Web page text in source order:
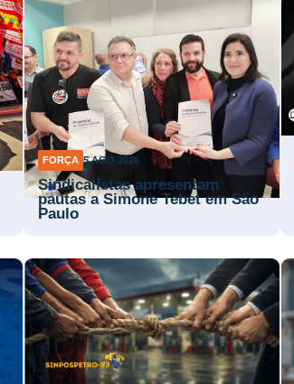
FORÇA 5 AGO 2026
Sindicalistas apresentam
pautas a Simone Tebet em São
Paulo